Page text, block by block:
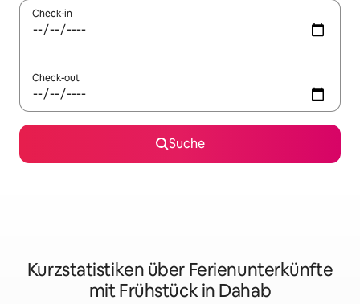
Check-in
Check-out
Suche
Kurzstatistiken über Ferienunterkünfte
mit Frühstück in Dahab